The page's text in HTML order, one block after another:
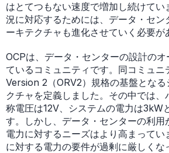
はとてつもない速度で増加し続けてい
況に対応するためには、データ・セン
ーキテクチャも進化させていく必要が
OCPは、データ・センターの設計の
ているコミュニティです。同コミュ
Version 2（ORV2）規格の基盤となる
クチャを定義しました。その中では、
称電圧は12V、システムの電力は3kW
す。しかし、データ・センターの利用
電力に対するニーズはより高まってい
に対する電力の要件が過剰に厳しくな